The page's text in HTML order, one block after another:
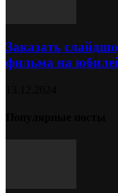
Заказать
фильма на